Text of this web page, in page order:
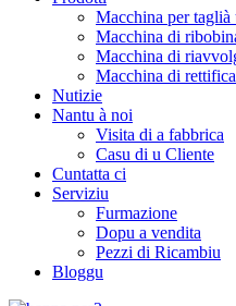
Macchina per taglià
Macchina di
Macchina di
Macchina di
Nutizie
Nantu à noi
Visita di a fabbrica
Casu di u Cliente
Cuntatta ci
Serviziu
Furmazione
Dopu a vendita
Pezzi di Ricambiu
Bloggu